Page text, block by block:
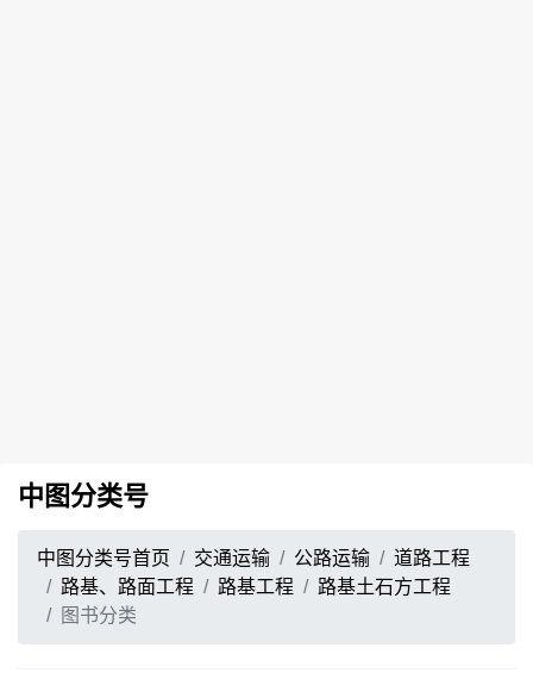
中图分类号
中图分类号首页 交通运输 公路运输
道路工程
路基、路面工程
路基工程
路基土石方工程
图书分类